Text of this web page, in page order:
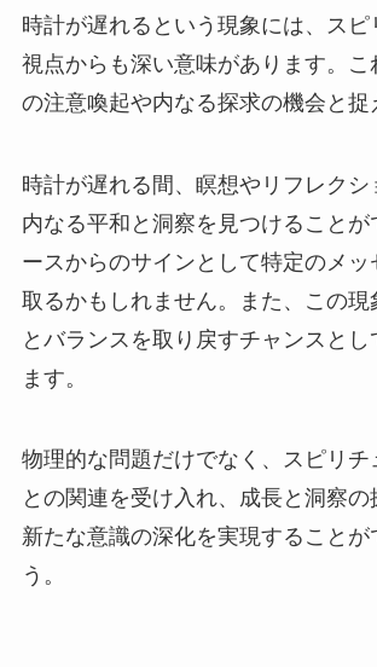
時計が遅れるという現象には、スピ
視点からも深い意味があります。こ
の注意喚起や内なる探求の機会と捉
時計が遅れる間、瞑想やリフレクシ
内なる平和と洞察を見つけることが
ースからのサインとして特定のメッ
取るかもしれません。また、この現
とバランスを取り戻すチャンスとし
ます。
物理的な問題だけでなく、スピリチ
との関連を受け入れ、成長と洞察の
新たな意識の深化を実現することが
う。